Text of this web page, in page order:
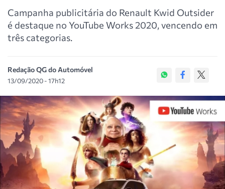
Campanha publicitária do Renault Kwid Outsider
é destaque no YouTube Works 2020, vencendo em
três categorias.
Redação QG do Automóvel
13/09/2020 - 17h12